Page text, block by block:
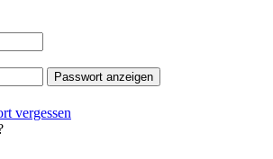
Passwort anzeigen
vergessen